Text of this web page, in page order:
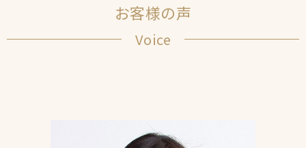
お客様の声
Voice